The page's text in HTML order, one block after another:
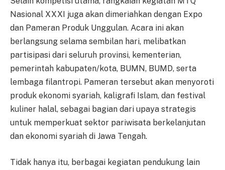
Nasional XXXI juga akan dimeriahkan dengan Expo
dan Pameran Produk Unggulan. Acara ini akan
berlangsung selama sembilan hari, melibatkan
partisipasi dari seluruh provinsi, kementerian,
pemerintah kabupaten/kota, BUMN, BUMD, serta
lembaga filantropi. Pameran tersebut akan menyoroti
produk ekonomi syariah, kaligrafi Islam, dan festival
kuliner halal, sebagai bagian dari upaya strategis
untuk memperkuat sektor pariwisata berkelanjutan
dan ekonomi syariah di Jawa Tengah.
Tidak hanya itu, berbagai kegiatan pendukung lain